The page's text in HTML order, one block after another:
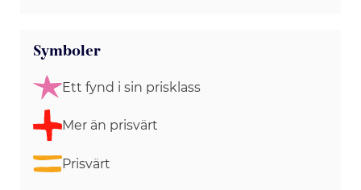
Symboler
Ett fynd i sin prisklass
Mer än prisvärt
Prisvärt